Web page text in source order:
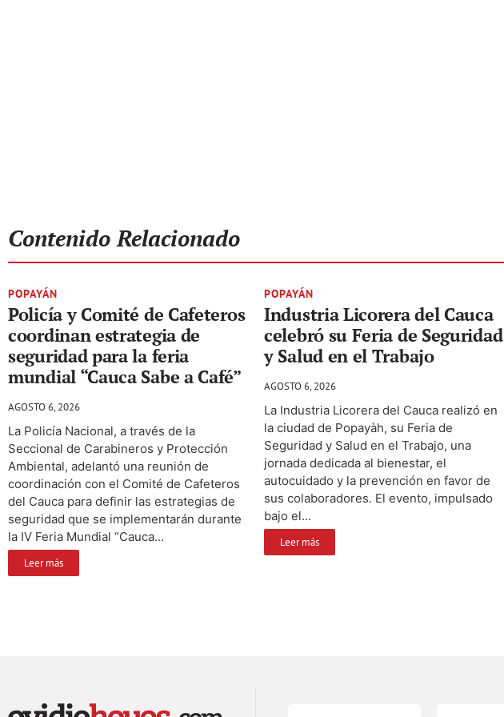
Contenido Relacionado
POPAYÁN
Policía y Comité de Cafeteros
coordinan estrategia de
seguridad para la feria
mundial “Cauca Sabe a Café”
AGOSTO 6, 2026
La Policía Nacional, a través de la
Seccional de Carabineros y Protección
Ambiental, adelantó una reunión de
coordinación con el Comité de Cafeteros
del Cauca para definir las estrategias de
seguridad que se implementarán durante
la IV Feria Mundial “Cauca...
Leer más
POPAYÁN
Industria Licorera del Cauca
celebró su Feria de Seguridad
y Salud en el Trabajo
AGOSTO 6, 2026
La Industria Licorera del Cauca realizó en
la ciudad de Popayàh, su Feria de
Seguridad y Salud en el Trabajo, una
jornada dedicada al bienestar, el
autocuidado y la prevención en favor de
sus colaboradores. El evento, impulsado
bajo el...
Leer más